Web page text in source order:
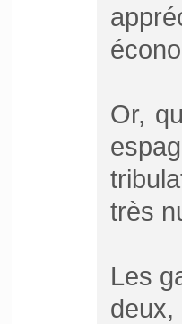
Or,
très
Les